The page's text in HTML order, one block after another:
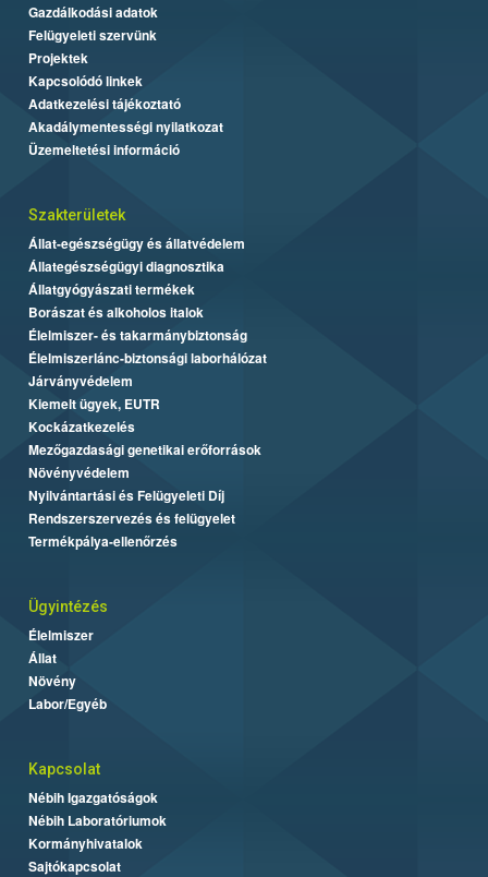
Gazdálkodási adatok
Felügyeleti szervünk
Projektek
Kapcsolódó linkek
Adatkezelési tájékoztató
Akadálymentességi nyilatkozat
Üzemeltetési információ
Szakterületek
Állat-egészségügy és állatvédelem
Állategészségügyi diagnosztika
Állatgyógyászati termékek
Borászat és alkoholos italok
Élelmiszer- és takarmánybiztonság
Élelmiszerlánc-biztonsági laborhálózat
Járványvédelem
Kiemelt ügyek, EUTR
Kockázatkezelés
Mezőgazdasági genetikai erőforrások
Növényvédelem
Nyilvántartási és Felügyeleti Díj
Rendszerszervezés és felügyelet
Termékpálya-ellenőrzés
Ügyintézés
Élelmiszer
Állat
Növény
Labor/Egyéb
Kapcsolat
Nébih Igazgatóságok
Nébih Laboratóriumok
Kormányhivatalok
Sajtókapcsolat